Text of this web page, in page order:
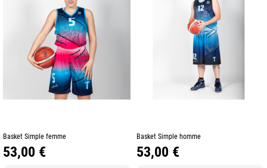
Basket Simple femme
Prix
53,00 €
Basket Simple homme
Prix
53,00 €